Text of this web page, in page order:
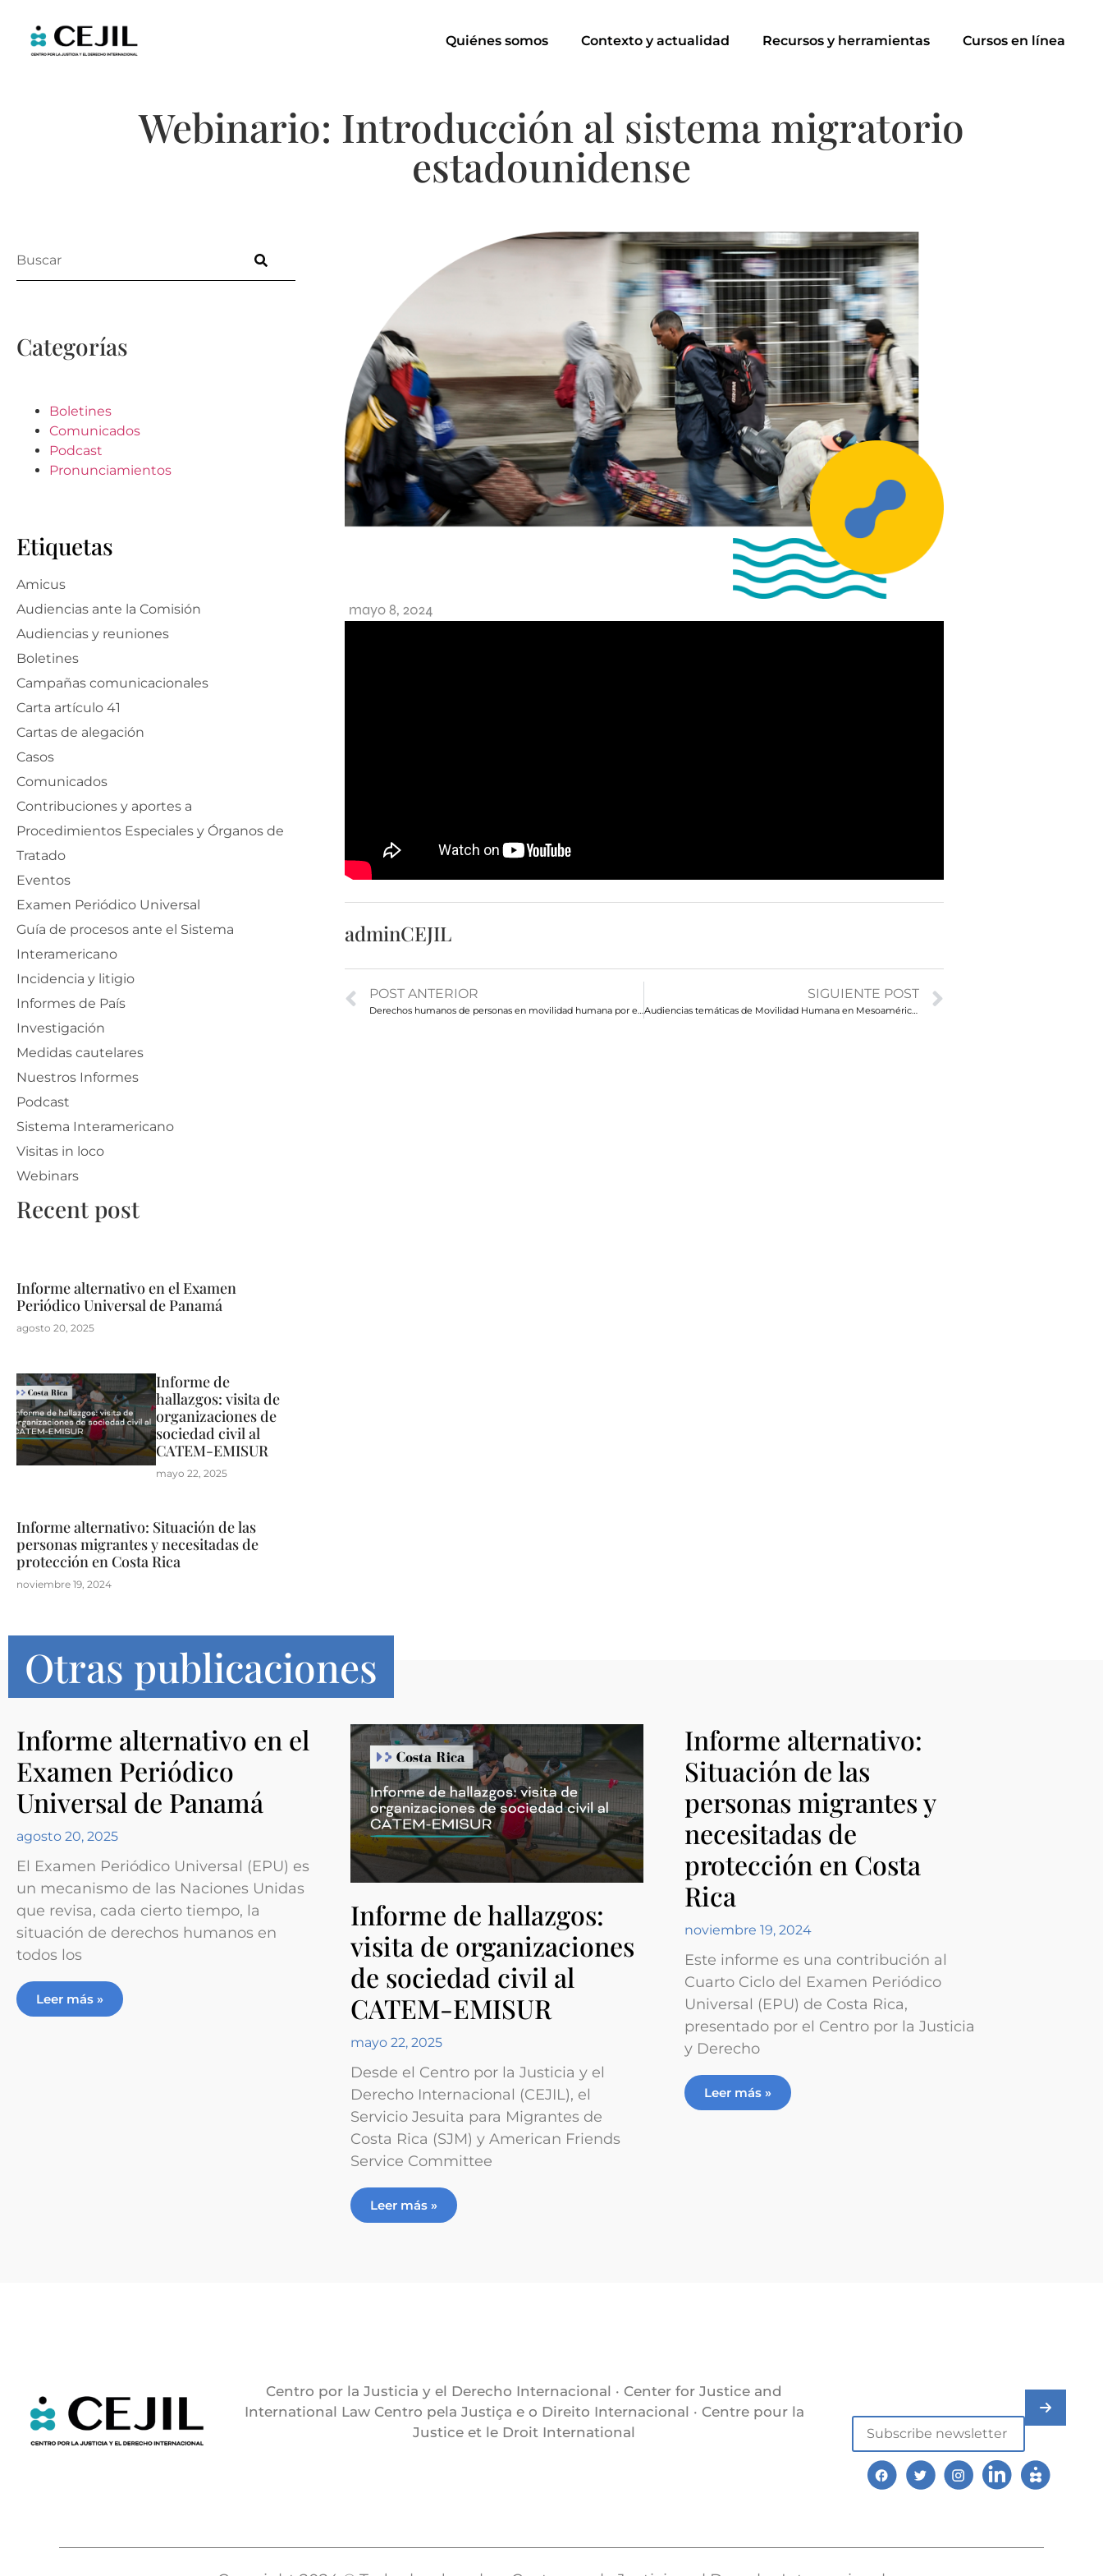
Quiénes somos Contexto y actualidad Recursos y herramientas Cursos en línea
Webinario: Introducción al sistema migratorio
estadounidense
Categorías
Boletines
Comunicados
Podcast
Pronunciamientos
Etiquetas
Amicus
Audiencias ante la Comisión
Audiencias y reuniones
Boletines
Campañas comunicacionales
Carta artículo 41
Cartas de alegación
Casos
Comunicados
Contribuciones y aportes a
Procedimientos Especiales y Órganos de
Tratado
Eventos
Examen Periódico Universal
Guía de procesos ante el Sistema
Interamericano
Incidencia y litigio
Informes de País
Investigación
Medidas cautelares
Nuestros Informes
Podcast
Sistema Interamericano
Visitas in loco
Webinars
Recent post
Informe alternativo en el Examen
Periódico Universal de Panamá
agosto 20, 2025
Informe de
hallazgos: visita de
organizaciones de
sociedad civil al
CATEM-EMISUR
mayo 22, 2025
Informe alternativo: Situación de las
personas migrantes y necesitadas de
protección en Costa Rica
noviembre 19, 2024
mayo 8, 2024
adminCEJIL
POST ANTERIOR SIGUIENTE POST
Otras publicaciones
Informe alternativo en el
Examen Periódico
Universal de Panamá
agosto 20, 2025
El Examen Periódico Universal (EPU) es
un mecanismo de las Naciones Unidas
que revisa, cada cierto tiempo, la
situación de derechos humanos en
todos los
Leer más »
Informe de hallazgos:
visita de organizaciones
de sociedad civil al
CATEM-EMISUR
mayo 22, 2025
Desde el Centro por la Justicia y el
Derecho Internacional (CEJIL), el
Servicio Jesuita para Migrantes de
Costa Rica (SJM) y American Friends
Service Committee
Leer más »
Informe alternativo:
Situación de las
personas migrantes y
necesitadas de
protección en Costa
Rica
noviembre 19, 2024
Este informe es una contribución al
Cuarto Ciclo del Examen Periódico
Universal (EPU) de Costa Rica,
presentado por el Centro por la Justicia
y Derecho
Leer más »
Centro por la Justicia y el Derecho Internacional · Center for Justice and
International Law Centro pela Justiça e o Direito Internacional · Centre pour la
Justice et le Droit International